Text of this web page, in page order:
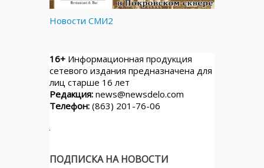
Новости СМИ2
16+ Информационная продукция
сетевого издания предназначена для
лиц старше 16 лет
Редакция: news@newsdelo.com
Телефон: (863) 201-76-06
ПОДПИСКА НА НОВОСТИ